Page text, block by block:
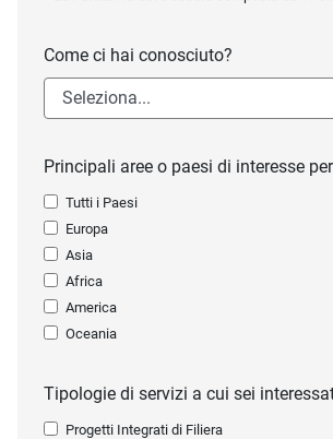
Come ci hai conosciuto?
Principali aree o paesi di interesse
Tutti i Paesi
Europa
Asia
Africa
America
Oceania
Tipologie di servizi a cui sei
Progetti Integrati di Filiera